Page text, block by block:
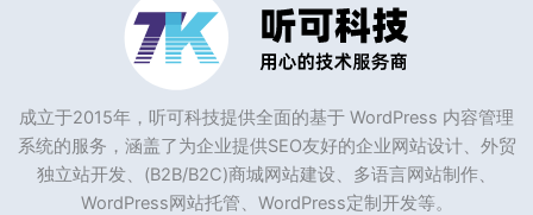
成立于2015年，听可科技提供全面的基于 WordPress 内容管理
系统的服务，涵盖了为企业提供SEO友好的企业网站设计、外贸
独立站开发、(B2B/B2C)商城网站建设、多语言网站制作、
WordPress网站托管、WordPress定制开发等。